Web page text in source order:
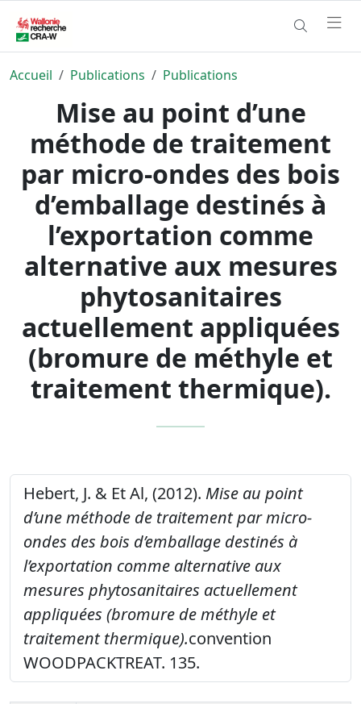
Accueil Publications Publications
Mise au point d’une
méthode de traitement
par micro-ondes des bois
d’emballage destinés à
l’exportation comme
alternative aux mesures
phytosanitaires
actuellement appliquées
(bromure de méthyle et
traitement thermique).
Hebert, J. & Et Al, (2012). Mise au point
d’une méthode de traitement par micro-
ondes des bois d’emballage destinés à
l’exportation comme alternative aux
mesures phytosanitaires actuellement
appliquées (bromure de méthyle et
traitement thermique).convention
WOODPACKTREAT. 135.